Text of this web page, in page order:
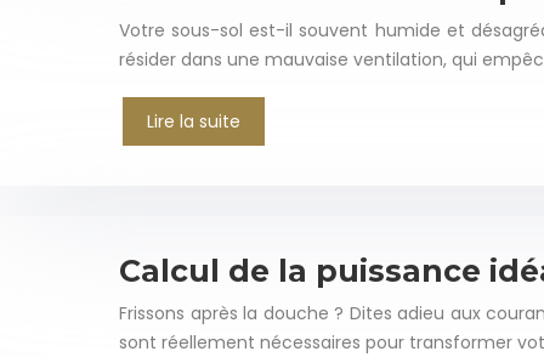
Votre sous-sol est-il souvent humide et
résider dans une mauvaise ventilation, qui
Lire la suite
Calcul de la puissance
Frissons après la douche ? Dites adieu aux
sont réellement nécessaires pour transformer